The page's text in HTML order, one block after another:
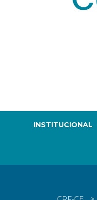
INSTITUCIONAL